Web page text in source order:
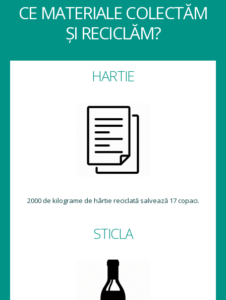
CE MATERIALE COLECTĂM
ȘI RECICLĂM?
HARTIE
2000 de kilograme de hârtie reciclată salvează 17 copaci.
STICLA